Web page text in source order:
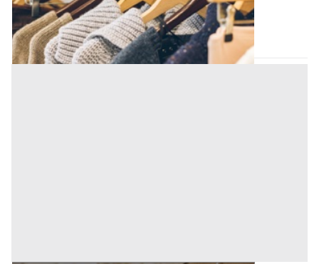
Padova (Padova)
Codice asta:AT713780296
Asta chiusa